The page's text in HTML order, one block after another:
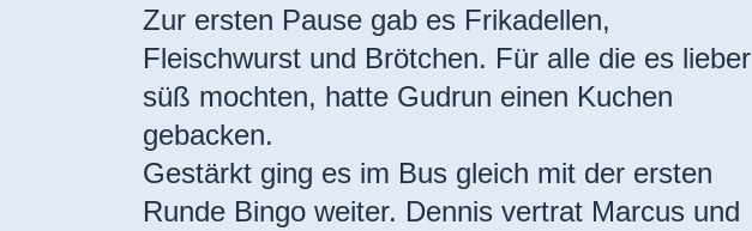
Zur ersten Pause gab es Frikadellen,
Fleischwurst und Brötchen. Für alle die es lieber
süß mochten, hatte Gudrun einen Kuchen
gebacken.
Gestärkt ging es im Bus gleich mit der ersten
Runde Bingo weiter. Dennis vertrat Marcus und